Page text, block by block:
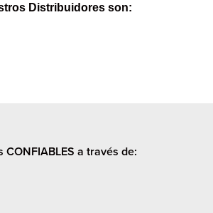
Distribuidores son:
CONFIABLES a través de: